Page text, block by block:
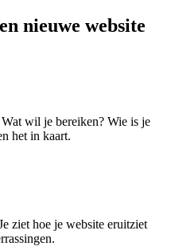
nieuwe website
wil je bereiken? Wie is je
het in kaart.
ziet hoe je website eruitziet